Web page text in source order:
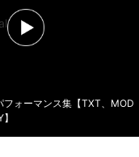
フォーマンス集【TXT、MOD